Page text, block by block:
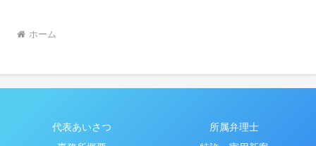
ホーム
代表あいさつ
所属弁理士